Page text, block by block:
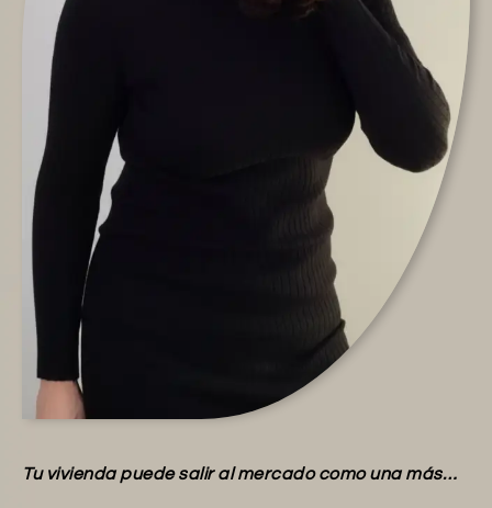
Tu vivienda puede salir al mercado como una más…